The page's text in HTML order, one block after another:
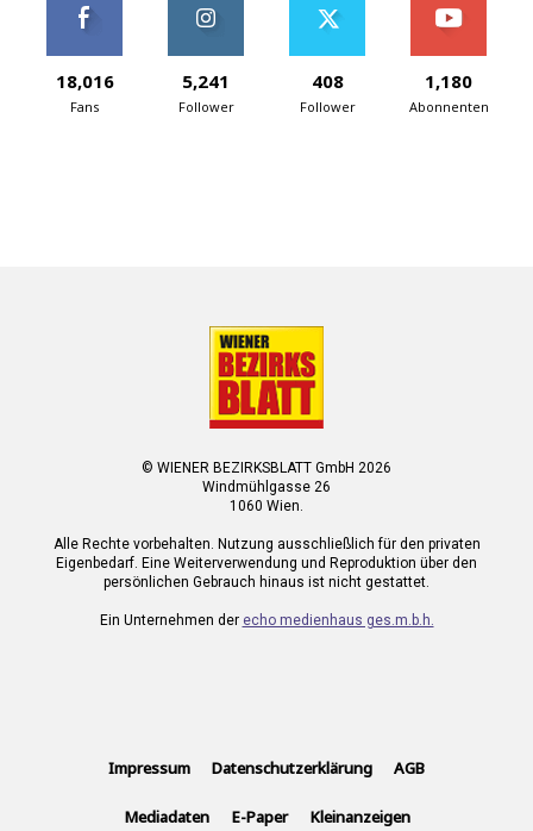
18,016
Fans
5,241
Follower
408
Follower
1,180
Abonnenten
© WIENER BEZIRKSBLATT GmbH 2026
Windmühlgasse 26
1060 Wien.
Alle Rechte vorbehalten. Nutzung ausschließlich für den privaten
Eigenbedarf. Eine Weiterverwendung und Reproduktion über den
persönlichen Gebrauch hinaus ist nicht gestattet.
Ein Unternehmen der echo medienhaus ges.m.b.h.
Impressum Datenschutzerklärung AGB
Mediadaten E-Paper Kleinanzeigen